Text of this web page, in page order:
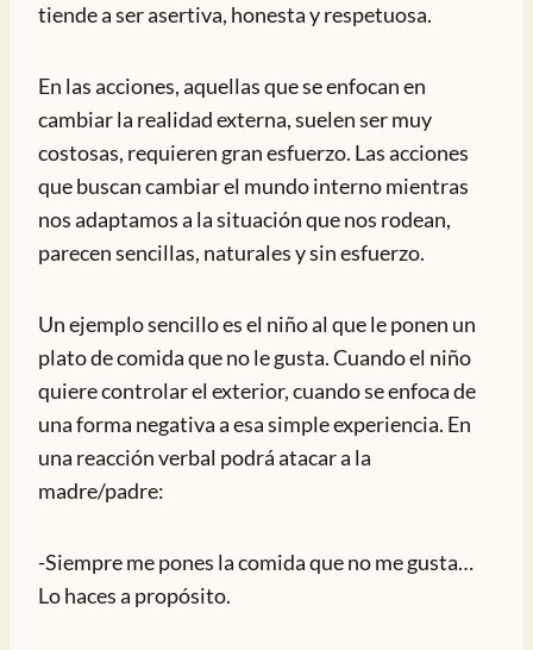
tiende a ser asertiva, honesta y respetuosa.
En las acciones, aquellas que se enfocan en
cambiar la realidad externa, suelen ser muy
costosas, requieren gran esfuerzo. Las acciones
que buscan cambiar el mundo interno mientras
nos adaptamos a la situación que nos rodean,
parecen sencillas, naturales y sin esfuerzo.
Un ejemplo sencillo es el niño al que le ponen un
plato de comida que no le gusta. Cuando el niño
quiere controlar el exterior, cuando se enfoca de
una forma negativa a esa simple experiencia. En
una reacción verbal podrá atacar a la
madre/padre:
-Siempre me pones la comida que no me gusta…
Lo haces a propósito.